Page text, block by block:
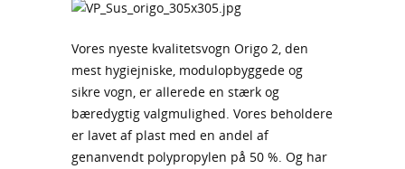
Vores nyeste kvalitetsvogn Origo 2, den
mest hygiejniske, modulopbyggede og
sikre vogn, er allerede en stærk og
bæredygtig valgmulighed. Vores beholdere
er lavet af plast med en andel af
genanvendt polypropylen på 50 %. Og har